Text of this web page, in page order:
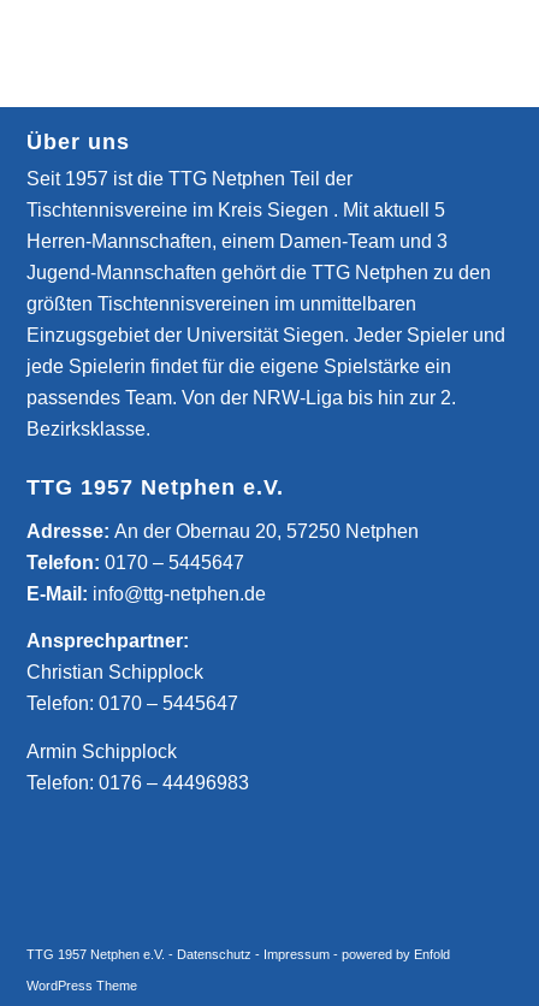
Über uns
Seit 1957 ist die TTG Netphen Teil der
Tischtennisvereine im Kreis Siegen . Mit aktuell 5
Herren-Mannschaften, einem Damen-Team und 3
Jugend-Mannschaften gehört die TTG Netphen zu den
größten Tischtennisvereinen im unmittelbaren
Einzugsgebiet der Universität Siegen. Jeder Spieler und
jede Spielerin findet für die eigene Spielstärke ein
passendes Team. Von der NRW-Liga bis hin zur 2.
Bezirksklasse.
TTG 1957 Netphen e.V.
­Adresse:An der Obernau 20, 57250 Netphen
Telefon:0170 – 5445647
E-Mail: info@ttg-netphen.de
Ansprechpartner:
Christian Schipplock
Telefon:0170 – 5445647
Armin Schipplock
Telefon:0176 – 44496983
TTG 1957 Netphen e.V.- Datenschutz - Impressum -powered by Enfold
WordPress Theme